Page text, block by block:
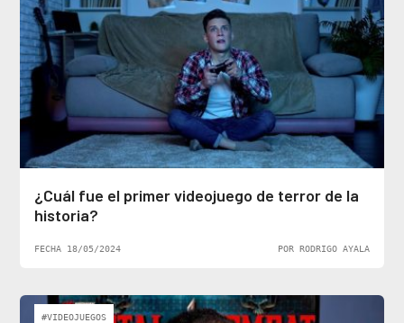
¿Cuál fue el primer videojuego de terror de la
historia?
FECHA 18/05/2024 POR RODRIGO AYALA
#VIDEOJUEGOS